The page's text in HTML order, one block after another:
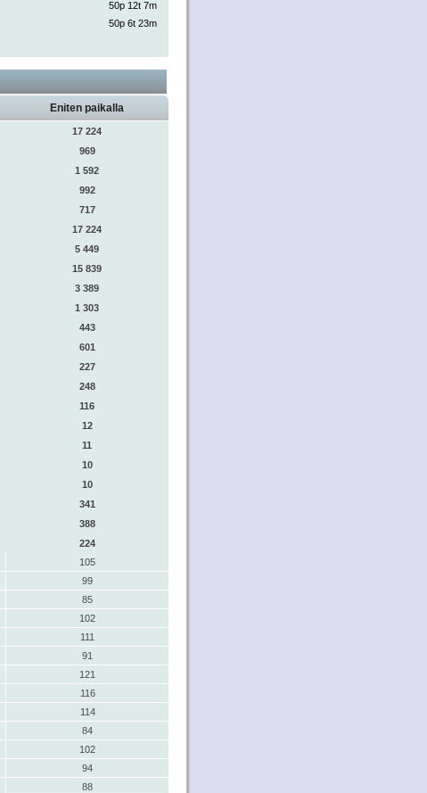
50p 12t 7m
50p 6t 23m
Eniten paikalla
17 224
969
1 592
992
717
17 224
5 449
15 839
3 389
1 303
443
601
227
248
116
12
11
10
10
341
388
224
105
99
85
102
111
91
121
116
114
84
102
94
88